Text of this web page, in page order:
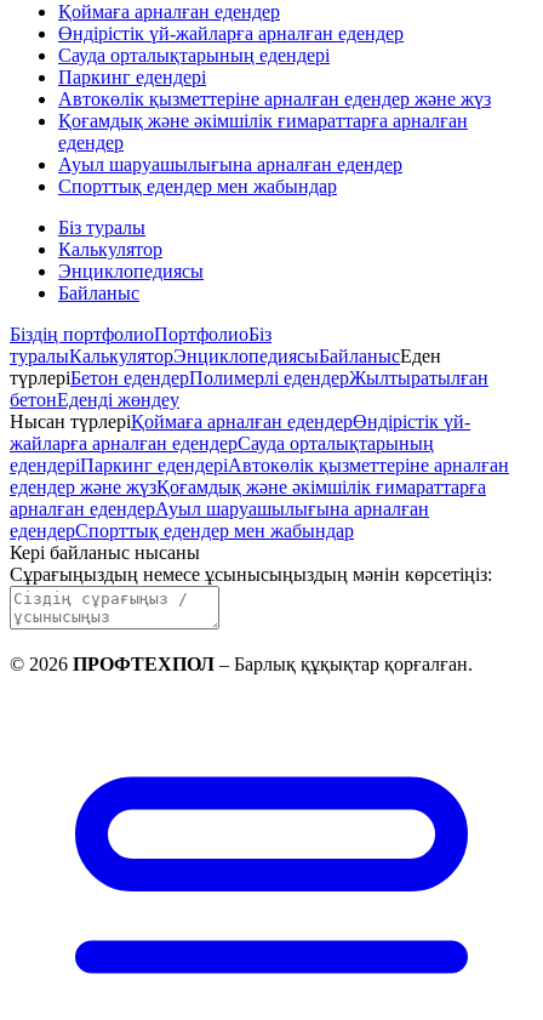
Қоймаға арналған едендер
Өндірістік үй-жайларға арналған едендер
Сауда орталықтарының едендері
Паркинг едендері
Автокөлік қызметтеріне арналған едендер және жүз
Қоғамдық және әкімшілік ғимараттарға арналған
едендер
Ауыл шаруашылығына арналған едендер
Спорттық едендер мен жабындар
Біз туралы
Калькулятор
Энциклопедиясы
Байланыс
Біздің портфолиоПортфолиоБіз
туралыКалькуляторЭнциклопедиясыБайланысЕден
түрлеріБетон едендерПолимерлі едендерЖылтыратылған
бетонЕденді жөндеу
Нысан түрлеріҚоймаға арналған едендерӨндірістік үй-
жайларға арналған едендерСауда орталықтарының
едендеріПаркинг едендеріАвтокөлік қызметтеріне арналған
едендер және жүзҚоғамдық және әкімшілік ғимараттарға
арналған едендерАуыл шаруашылығына арналған
едендерСпорттық едендер мен жабындар
Кері байланыс нысаны
Сұрағыңыздың немесе ұсынысыңыздың мәнін көрсетіңіз:
© 2026 ПРОФТЕХПОЛ – Барлық құқықтар қорғалған.